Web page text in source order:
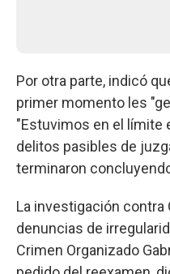
Por otra parte, indicó
primer momento les
"Estuvimos en el límite
delitos pasibles de
terminaron
La investigación contra
denuncias de
Crimen Organizado